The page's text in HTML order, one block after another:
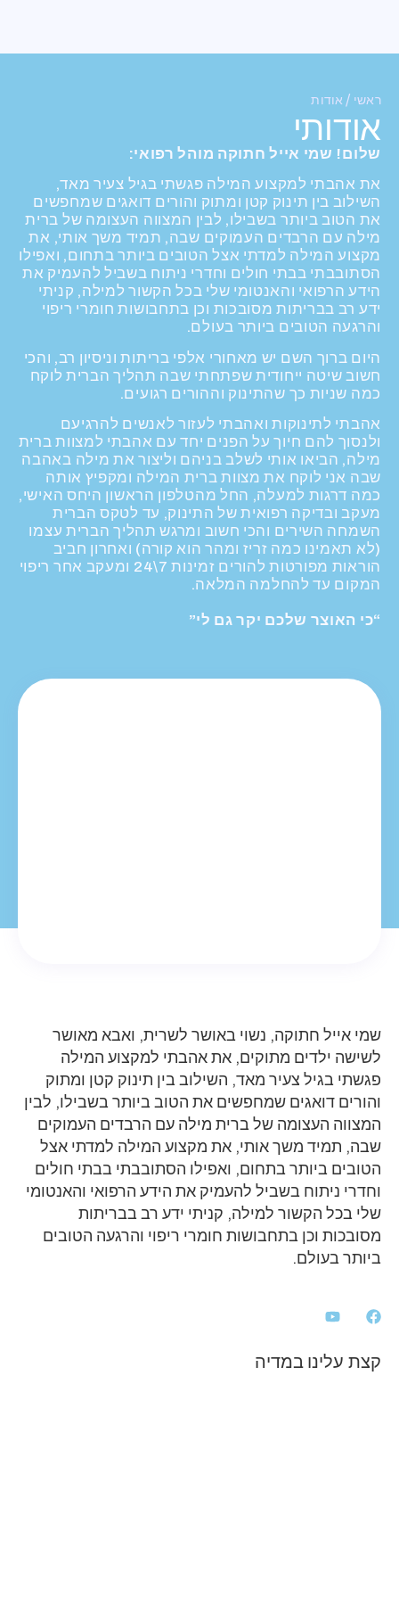
title סמן כותרות
settings
zoom_in זום (הגדלה)
remove_circle_outline הקטנת גופן
add_circle_outline הגדלת גופן
spellcheck גופן קריא
brightness_high ניגודיות בהירה
brightness_low ניגודיות כהה
format_underlined הוסף קו תחתון לקישורים
לאפס את כל האפשרויות
cached
ראשי / אודות
אודותי
שלום! שמי אייל חתוקה מוהל רפואי:
את אהבתי למקצוע המילה פגשתי בגיל צעיר מאד,
השילוב בין תינוק קטן ומתוק והורים דואגים שמחפשים
את הטוב ביותר בשבילו, לבין המצווה העצומה של ברית
מילה עם הרבדים העמוקים שבה, תמיד משך אותי, את
מקצוע המילה למדתי אצל הטובים ביותר בתחום, ואפילו
הסתובבתי בבתי חולים וחדרי ניתוח בשביל להעמיק את
הידע הרפואי והאנטומי שלי בכל הקשור למילה, קניתי
ידע רב בבריתות מסובכות וכן בתחבושות חומרי ריפוי
והרגעה הטובים ביותר בעולם.
היום ברוך השם יש מאחורי אלפי בריתות וניסיון רב, והכי
חשוב שיטה ייחודית שפתחתי שבה תהליך הברית לוקח
כמה שניות כך שהתינוק וההורים רגועים.
אהבתי לתינוקות ואהבתי לעזור לאנשים להרגיעם
ולנסוך להם חיוך על הפנים יחד עם אהבתי למצוות ברית
מילה, הביאו אותי לשלב בניהם וליצור את מילה באהבה
שבה אני לוקח את מצוות ברית המילה ומקפיץ אותה
כמה דרגות למעלה, החל מהטלפון הראשון היחס האישי,
מעקב ובדיקה רפואית של התינוק, עד לטקס הברית
השמחה השירים והכי חשוב ומרגש תהליך הברית עצמו
(לא תאמינו כמה זריז ומהר הוא קורה) ואחרון חביב
הוראות מפורטות להורים זמינות 7\24 ומעקב אחר ריפוי
המקום עד להחלמה המלאה.
“כי האוצר שלכם יקר גם לי”
שמי אייל חתוקה, נשוי באושר לשרית, ואבא מאושר
לשישה ילדים מתוקים, את אהבתי למקצוע המילה
פגשתי בגיל צעיר מאד, השילוב בין תינוק קטן ומתוק
והורים דואגים שמחפשים את הטוב ביותר בשבילו, לבין
המצווה העצומה של ברית מילה עם הרבדים העמוקים
שבה, תמיד משך אותי, את מקצוע המילה למדתי אצל
הטובים ביותר בתחום, ואפילו הסתובבתי בבתי חולים
וחדרי ניתוח בשביל להעמיק את הידע הרפואי והאנטומי
שלי בכל הקשור למילה, קניתי ידע רב בבריתות
מסובכות וכן בתחבושות חומרי ריפוי והרגעה הטובים
ביותר בעולם.
קצת עלינו במדיה